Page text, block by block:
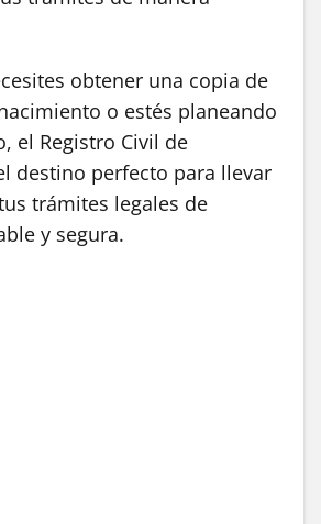
obtener una copia de
o estés planeando
el Registro Civil de
destino perfecto para llevar
trámites legales de
y segura.